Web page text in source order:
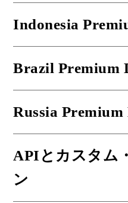
Indonesia
Brazil Premium
Russia Premium
APIとカスタム
ン